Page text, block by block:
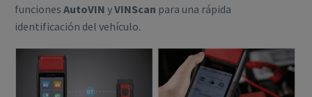
funciones AutoVIN yVINScan para una rápida
identificación del vehículo.